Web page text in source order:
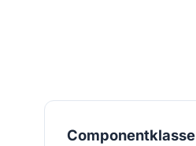
Componentklasse